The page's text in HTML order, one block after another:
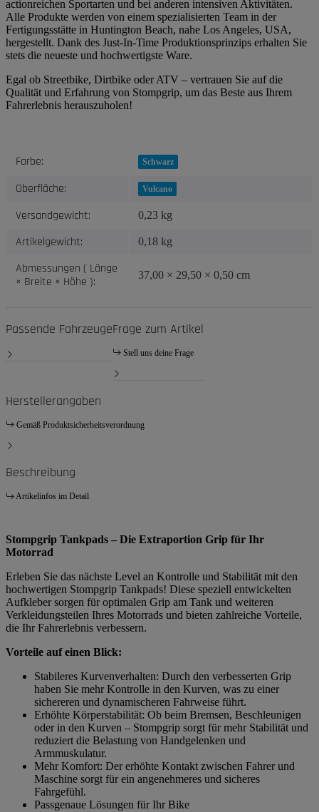
actionreichen Sportarten und bei anderen intensiven Aktivitäten.
Alle Produkte werden von einem spezialisierten Team in der
Fertigungsstätte in Huntington Beach, nahe Los Angeles, USA,
hergestellt. Dank des Just-In-Time Produktionsprinzips erhalten Sie
stets die neueste und hochwertigste Ware.
Egal ob Streetbike, Dirtbike oder ATV – vertrauen Sie auf die
Qualität und Erfahrung von Stompgrip, um das Beste aus Ihrem
Fahrerlebnis herauszuholen!
Produkteigenschaft
Wert
Farbe: Schwarz
Oberfläche: Vulcano
Versandgewicht: 0,23 kg
Artikelgewicht: 0,18 kg
Abmessungen ( Länge
× Breite × Höhe ):
37,00 × 29,50 × 0,50 cm
Passende FahrzeugeFrage zum Artikel
Stell uns deine Frage
Herstellerangaben
Gemäß Produktsicherheitsverordnung
Beschreibung
Artikelinfos im Detail
Stompgrip Tankpads – Die Extraportion Grip für Ihr
Motorrad
Erleben Sie das nächste Level an Kontrolle und Stabilität mit den
hochwertigen Stompgrip Tankpads! Diese speziell entwickelten
Aufkleber sorgen für optimalen Grip am Tank und weiteren
Verkleidungsteilen Ihres Motorrads und bieten zahlreiche Vorteile,
die Ihr Fahrerlebnis verbessern.
Vorteile auf einen Blick:
Stabileres Kurvenverhalten: Durch den verbesserten Grip
haben Sie mehr Kontrolle in den Kurven, was zu einer
sichereren und dynamischeren Fahrweise führt.
Erhöhte Körperstabilität: Ob beim Bremsen, Beschleunigen
oder in den Kurven – Stompgrip sorgt für mehr Stabilität und
reduziert die Belastung von Handgelenken und
Armmuskulatur.
Mehr Komfort: Der erhöhte Kontakt zwischen Fahrer und
Maschine sorgt für ein angenehmeres und sicheres
Fahrgefühl.
Passgenaue Lösungen für Ihr Bike